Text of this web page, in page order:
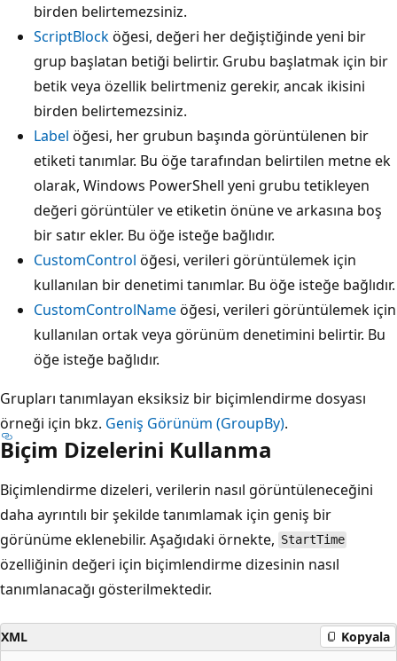
birden belirtemezsiniz.
ScriptBlocköğesi, değeri her değiştiğinde yeni bir
grup başlatan betiği belirtir. Grubu başlatmak için bir
betik veya özellik belirtmeniz gerekir, ancak ikisini
birden belirtemezsiniz.
Label öğesi, her grubun başında görüntülenen bir
etiketi tanımlar. Bu öğe tarafından belirtilen metne ek
olarak, Windows PowerShell yeni grubu tetikleyen
değeri görüntüler ve etiketin önüne ve arkasına boş
bir satır ekler. Bu öğe isteğe bağlıdır.
CustomControl öğesi, verileri görüntülemek için
kullanılan bir denetimi tanımlar. Bu öğe isteğe bağlıdır.
CustomControlNameöğesi, verileri görüntülemek için
kullanılan ortak veya görünüm denetimini belirtir. Bu
öğe isteğe bağlıdır.
Grupları tanımlayan eksiksiz bir biçimlendirme dosyası
örneği için bkz. Geniş Görünüm (GroupBy).
Biçim Dizelerini Kullanma
Biçimlendirme dizeleri, verilerin nasıl görüntüleneceğini
daha ayrıntılı bir şekilde tanımlamak için geniş bir
görünüme eklenebilir. Aşağıdaki örnekte, StartTime
özelliğinin değeri için biçimlendirme dizesinin nasıl
tanımlanacağı gösterilmektedir.
XML Kopyala